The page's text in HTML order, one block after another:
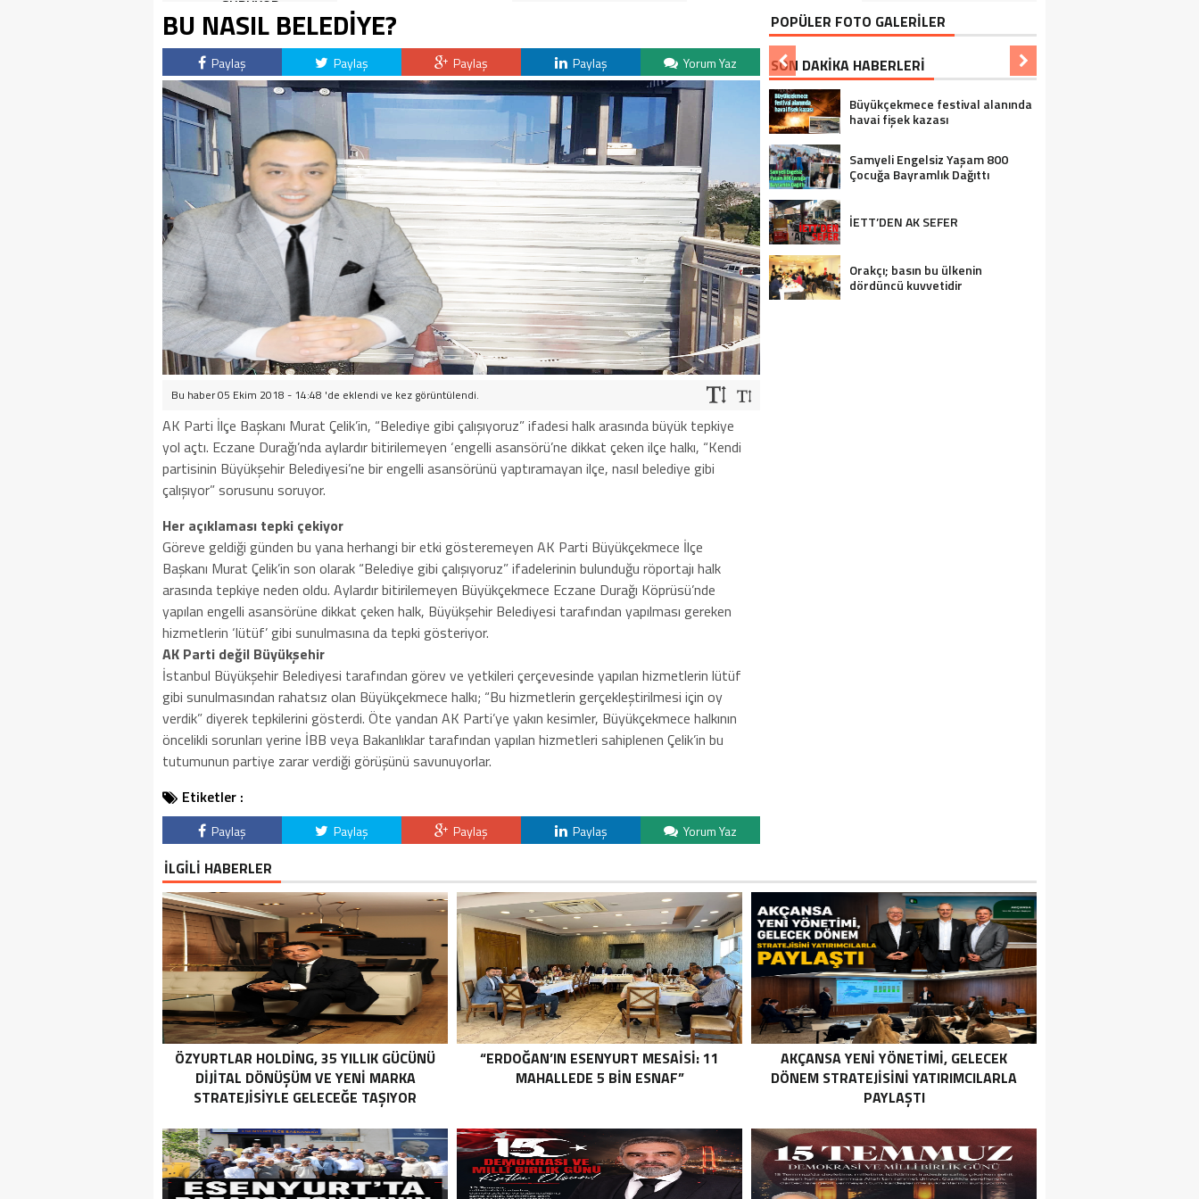
SÜRÜYOR
BU NASIL BELEDİYE?
Paylaş Paylaş Paylaş Paylaş Yorum Yaz
Bu haber 05 Ekim 2018 - 14:48 'de eklendi ve kez görüntülendi.
AK Parti İlçe Başkanı Murat Çelik’in, “Belediye gibi çalışıyoruz” ifadesi halk arasında büyük tepkiye
yol açtı. Eczane Durağı’nda aylardır bitirilemeyen ‘engelli asansörü’ne dikkat çeken ilçe halkı, “Kendi
partisinin Büyükşehir Belediyesi’ne bir engelli asansörünü yaptıramayan ilçe, nasıl belediye gibi
çalışıyor” sorusunu soruyor.
Her açıklaması tepki çekiyor
Göreve geldiği günden bu yana herhangi bir etki gösteremeyen AK Parti Büyükçekmece İlçe
Başkanı Murat Çelik’in son olarak “Belediye gibi çalışıyoruz” ifadelerinin bulunduğu röportajı halk
arasında tepkiye neden oldu. Aylardır bitirilemeyen Büyükçekmece Eczane Durağı Köprüsü’nde
yapılan engelli asansörüne dikkat çeken halk, Büyükşehir Belediyesi tarafından yapılması gereken
hizmetlerin ‘lütüf’ gibi sunulmasına da tepki gösteriyor.
AK Parti değil Büyükşehir
İstanbul Büyükşehir Belediyesi tarafından görev ve yetkileri çerçevesinde yapılan hizmetlerin lütüf
gibi sunulmasından rahatsız olan Büyükçekmece halkı; “Bu hizmetlerin gerçekleştirilmesi için oy
verdik” diyerek tepkilerini gösterdi. Öte yandan AK Parti’ye yakın kesimler, Büyükçekmece halkının
öncelikli sorunları yerine İBB veya Bakanlıklar tarafından yapılan hizmetleri sahiplenen Çelik’in bu
tutumunun partiye zarar verdiği görüşünü savunuyorlar.
Etiketler :
Paylaş Paylaş Paylaş Paylaş Yorum Yaz
POPÜLER FOTO GALERİLER
SON DAKİKA HABERLERİ
Büyükçekmece festival alanında
havai fişek kazası
Samyeli Engelsiz Yaşam 800
Çocuğa Bayramlık Dağıttı
İETT’DEN AK SEFER
Orakçı; basın bu ülkenin
dördüncü kuvvetidir
İLGİLİ HABERLER
ÖZYURTLAR HOLDING, 35 YILLIK GÜCÜNÜ
DIJITAL DÖNÜŞÜM VE YENI MARKA
STRATEJISIYLE GELECEĞE TAŞIYOR
“ERDOĞAN’IN ESENYURT MESAİSİ: 11
MAHALLEDE 5 BİN ESNAF”
AKÇANSA YENI YÖNETIMI, GELECEK
DÖNEM STRATEJISINI YATIRIMCILARLA
PAYLAŞTI